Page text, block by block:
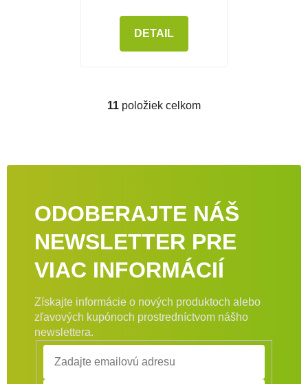
DETAIL
Ovládacie prvky výpisu
11 položiek celkom
ODOBERAJTE NÁŠ
NEWSLETTER PRE
VIAC INFORMÁCIÍ
Získajte informácie o nových produktoch alebo
zľavových kupónoch prostredníctvom nášho
newslettera.